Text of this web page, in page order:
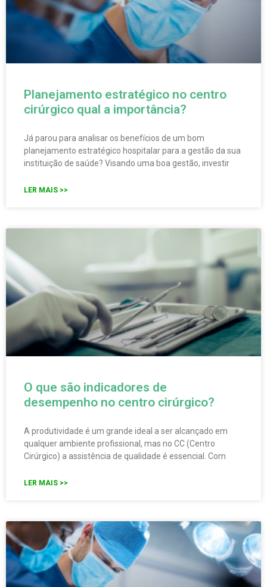
Planejamento estratégico no centro
cirúrgico qual a importância?
Já parou para analisar os benefícios de um bom
planejamento estratégico hospitalar para a gestão da sua
instituição de saúde? Visando uma boa gestão, investir
LER MAIS >>
O que são indicadores de
desempenho no centro cirúrgico?
A produtividade é um grande ideal a ser alcançado em
qualquer ambiente profissional, mas no CC (Centro
Cirúrgico) a assistência de qualidade é essencial. Com
LER MAIS >>